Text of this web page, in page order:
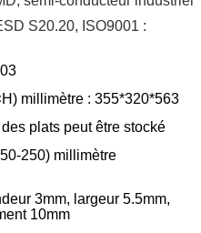
S20.20, ISO9001 :
millimètre : 355*320*563
plats peut être stocké
250) millimètre
3mm, largeur 5.5mm,
10mm